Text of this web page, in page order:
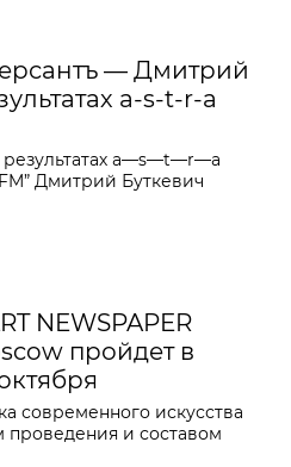
— Дмитрий
a-s-t-r-a
a—s—t—r—a
Дмитрий Буткевич
NEWSPAPER
пройдет в
современного искусства
проведения и составом